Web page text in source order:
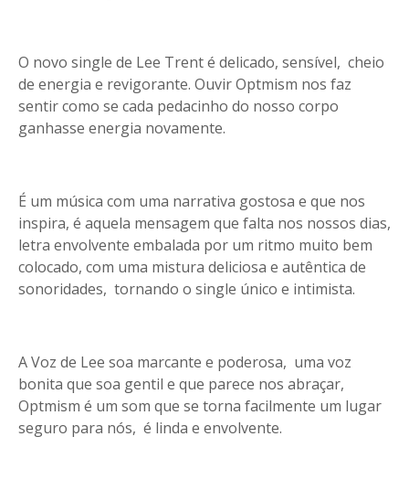
O novo single de Lee Trent é delicado, sensível, cheio
de energia e revigorante. Ouvir Optmism nos faz
sentir como se cada pedacinho do nosso corpo
ganhasse energia novamente.
É um música com uma narrativa gostosa e que nos
inspira, é aquela mensagem que falta nos nossos dias,
letra envolvente embalada por um ritmo muito bem
colocado, com uma mistura deliciosa e autêntica de
sonoridades, tornando o single único e intimista.
A Voz de Lee soa marcante e poderosa, uma voz
bonita que soa gentil e que parece nos abraçar,
Optmism é um som que se torna facilmente um lugar
seguro para nós, é linda e envolvente.